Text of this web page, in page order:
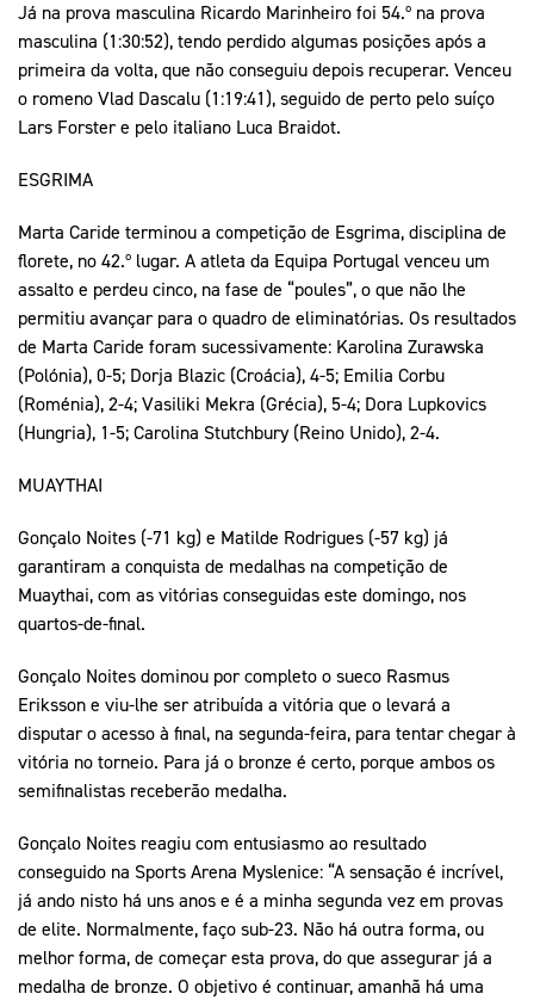
Já na prova masculina Ricardo Marinheiro foi 54.º na prova
masculina (1:30:52), tendo perdido algumas posições após a
primeira da volta, que não conseguiu depois recuperar. Venceu
o romeno Vlad Dascalu (1:19:41), seguido de perto pelo suíço
Lars Forster e pelo italiano Luca Braidot.
ESGRIMA
Marta Caride terminou a competição de Esgrima, disciplina de
florete, no 42.º lugar. A atleta da Equipa Portugal venceu um
assalto e perdeu cinco, na fase de “poules”, o que não lhe
permitiu avançar para o quadro de eliminatórias. Os resultados
de Marta Caride foram sucessivamente: Karolina Zurawska
(Polónia), 0-5; Dorja Blazic (Croácia), 4-5; Emilia Corbu
(Roménia), 2-4; Vasiliki Mekra (Grécia), 5-4; Dora Lupkovics
(Hungria), 1-5; Carolina Stutchbury (Reino Unido), 2-4.
MUAYTHAI
Gonçalo Noites (-71 kg) e Matilde Rodrigues (-57 kg) já
garantiram a conquista de medalhas na competição de
Muaythai, com as vitórias conseguidas este domingo, nos
quartos-de-final.
Gonçalo Noites dominou por completo o sueco Rasmus
Eriksson e viu-lhe ser atribuída a vitória que o levará a
disputar o acesso à final, na segunda-feira, para tentar chegar à
vitória no torneio. Para já o bronze é certo, porque ambos os
semifinalistas receberão medalha.
Gonçalo Noites reagiu com entusiasmo ao resultado
conseguido na Sports Arena Myslenice: “A sensação é incrível,
já ando nisto há uns anos e é a minha segunda vez em provas
de elite. Normalmente, faço sub-23. Não há outra forma, ou
melhor forma, de começar esta prova, do que assegurar já a
medalha de bronze. O objetivo é continuar, amanhã há uma